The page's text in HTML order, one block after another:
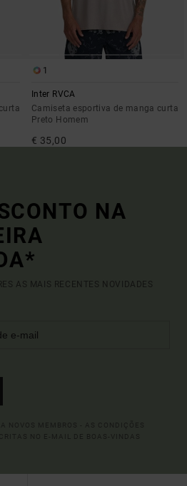
1
Inter RVCA
Camiseta esportiva de manga curta
Preto Homem
€ 35,00
NA
AS MAIS RECENTES NOVIDADES